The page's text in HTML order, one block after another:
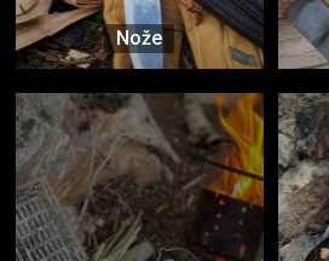
Nože